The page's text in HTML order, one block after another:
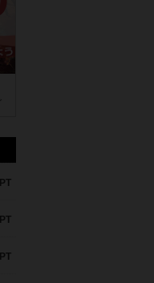
PT
PT
PT